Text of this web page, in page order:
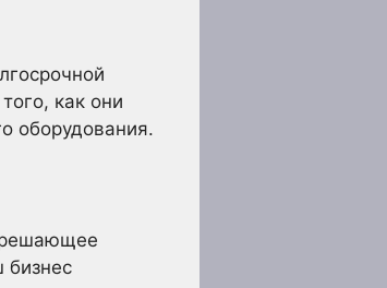
как они
оборудования.
бизнес